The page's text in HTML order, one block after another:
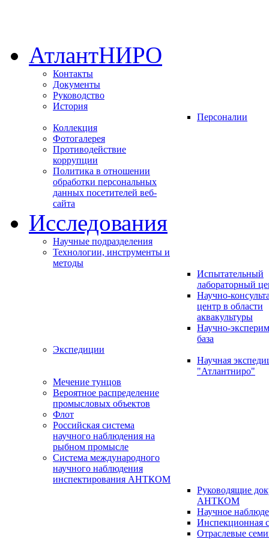
АтлантНИРО
Контакты
Документы
Руководство
История
Персоналии
Коллекция
Фотогалерея
Противодействие
коррупции
Политика в отношении
обработки персональных
данных посетителей веб-
сайта
Исследования
Научные подразделения
Технологии, инструменты и
методы
Испытательный
лабораторный
Научно-
центр в области
аквакультуры
Научно-
база
Экспедиции
Научная
"Атлантниро"
Мечение тунцов
Вероятное распределение
промысловых объектов
Флот
Российская система
научного наблюдения на
рыбном промысле
Система международного
научного наблюдения
инспектирования АНТКОМ
Руководящие
АНТКОМ
Научное
Инспекционная
Отраслевые